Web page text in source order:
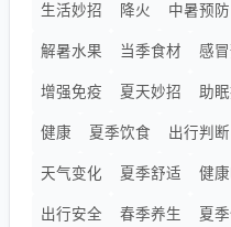
生活妙招 降火 中暑预防
解暑水果 当季食材 感
增强免疫 夏天妙招 助
健康 夏季饮食 出行判断
天气变化 夏季舒适 健
出行安全 春季养生 夏